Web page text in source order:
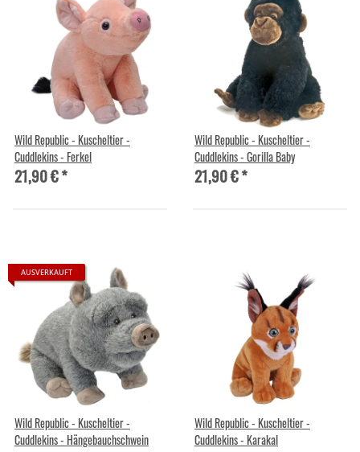
Wild Republic - Kuscheltier -
Cuddlekins - Ferkel
21,90 €*
Wild Republic - Kuscheltier -
Cuddlekins - Gorilla Baby
21,90 €*
AUSVERKAUFT
Wild Republic - Kuscheltier -
Cuddlekins - Hängebauchschwein
Wild Republic - Kuscheltier -
Cuddlekins - Karakal